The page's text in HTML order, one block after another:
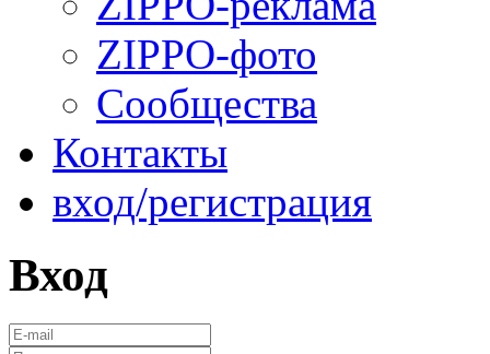
ZIPPO-фото
Сообщества
Контакты
вход/регистрация
Вход